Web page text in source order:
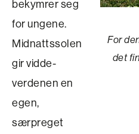
For
det
bekymrer seg
for ungene.
Midnattssolen
gir vidde­
verdenen en
egen,
særpreget